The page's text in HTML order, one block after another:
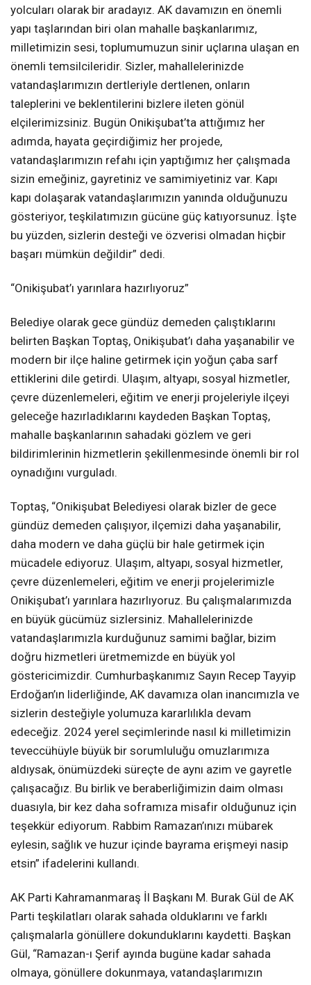
yolcuları olarak bir aradayız. AK davamızın en önemli
yapı taşlarından biri olan mahalle başkanlarımız,
milletimizin sesi, toplumumuzun sinir uçlarına ulaşan en
önemli temsilcileridir. Sizler, mahallelerinizde
vatandaşlarımızın dertleriyle dertlenen, onların
taleplerini ve beklentilerini bizlere ileten gönül
elçilerimizsiniz. Bugün Onikişubat’ta attığımız her
adımda, hayata geçirdiğimiz her projede,
vatandaşlarımızın refahı için yaptığımız her çalışmada
sizin emeğiniz, gayretiniz ve samimiyetiniz var. Kapı
kapı dolaşarak vatandaşlarımızın yanında olduğunuzu
gösteriyor, teşkilatımızın gücüne güç katıyorsunuz. İşte
bu yüzden, sizlerin desteği ve özverisi olmadan hiçbir
başarı mümkün değildir” dedi.
“Onikişubat’ı yarınlara hazırlıyoruz”
Belediye olarak gece gündüz demeden çalıştıklarını
belirten Başkan Toptaş, Onikişubat’ı daha yaşanabilir ve
modern bir ilçe haline getirmek için yoğun çaba sarf
ettiklerini dile getirdi. Ulaşım, altyapı, sosyal hizmetler,
çevre düzenlemeleri, eğitim ve enerji projeleriyle ilçeyi
geleceğe hazırladıklarını kaydeden Başkan Toptaş,
mahalle başkanlarının sahadaki gözlem ve geri
bildirimlerinin hizmetlerin şekillenmesinde önemli bir rol
oynadığını vurguladı.
Toptaş, “Onikişubat Belediyesi olarak bizler de gece
gündüz demeden çalışıyor, ilçemizi daha yaşanabilir,
daha modern ve daha güçlü bir hale getirmek için
mücadele ediyoruz. Ulaşım, altyapı, sosyal hizmetler,
çevre düzenlemeleri, eğitim ve enerji projelerimizle
Onikişubat’ı yarınlara hazırlıyoruz. Bu çalışmalarımızda
en büyük gücümüz sizlersiniz. Mahallelerinizde
vatandaşlarımızla kurduğunuz samimi bağlar, bizim
doğru hizmetleri üretmemizde en büyük yol
göstericimizdir. Cumhurbaşkanımız Sayın Recep Tayyip
Erdoğan’ın liderliğinde, AK davamıza olan inancımızla ve
sizlerin desteğiyle yolumuza kararlılıkla devam
edeceğiz. 2024 yerel seçimlerinde nasıl ki milletimizin
teveccühüyle büyük bir sorumluluğu omuzlarımıza
aldıysak, önümüzdeki süreçte de aynı azim ve gayretle
çalışacağız. Bu birlik ve beraberliğimizin daim olması
duasıyla, bir kez daha soframıza misafir olduğunuz için
teşekkür ediyorum. Rabbim Ramazan’ınızı mübarek
eylesin, sağlık ve huzur içinde bayrama erişmeyi nasip
etsin” ifadelerini kullandı.
AK Parti Kahramanmaraş İl Başkanı M. Burak Gül de AK
Parti teşkilatları olarak sahada olduklarını ve farklı
çalışmalarla gönüllere dokunduklarını kaydetti. Başkan
Gül, “Ramazan-ı Şerif ayında bugüne kadar sahada
olmaya, gönüllere dokunmaya, vatandaşlarımızın